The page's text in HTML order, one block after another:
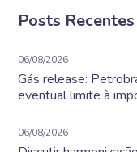
Posts Recentes
06/08/2026
Gás release:
eventual limite à
06/08/2026